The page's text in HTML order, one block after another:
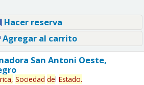
Hacer reserva
Agregar al carrito
San Antoni Oeste,
Sociedad del Estado.